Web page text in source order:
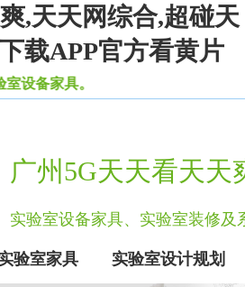
,天天网综合,超碰天
载APP官方看黄片
具。
广州5G天天看天
实验室设备家具、实验室装修
验室家具 实验室设计规划